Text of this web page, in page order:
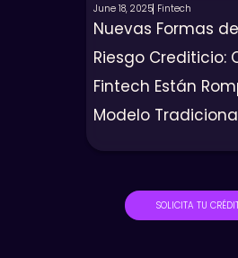
June 18, 2025 Fintech
Nuevas Formas
Riesgo Crediticio:
Fintech Están
Modelo
SOLICITA TU